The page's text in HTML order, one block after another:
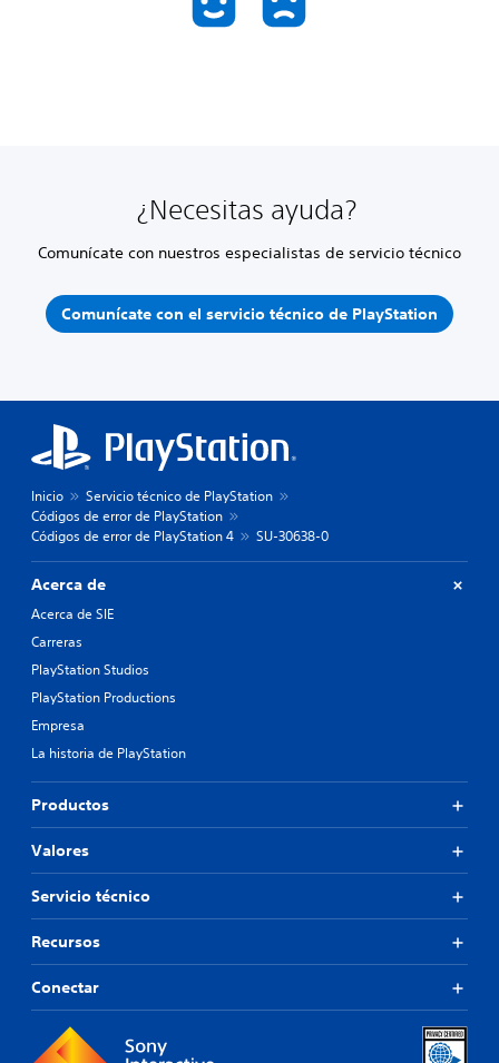
¿Necesitas ayuda?
Comunícate con nuestros especialistas de servicio técnico
Comunícate con el servicio técnico de PlayStation
Inicio
Servicio técnico de PlayStation
Códigos de error de PlayStation
Códigos de error de PlayStation 4
SU-30638-0
Acerca de
Acerca de SIE
Carreras
PlayStation Studios
PlayStation Productions
Empresa
La historia de PlayStation
Productos
Valores
Servicio técnico
Recursos
Conectar